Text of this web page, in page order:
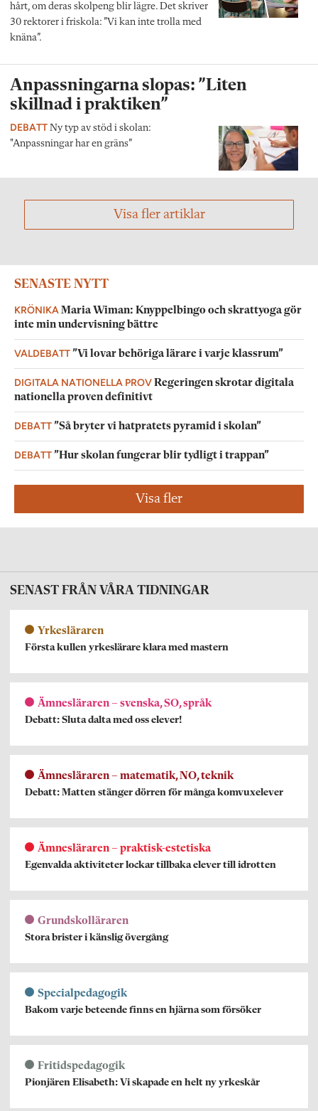
hårt, om deras skolpeng blir lägre. Det skriver
30 rektorer i friskola: ”Vi kan inte trolla med
knäna”.
Anpassningarna slopas: ”Liten
skillnad i praktiken”
DEBATT Ny typ av stöd i skolan:
"Anpassningar har en gräns”
Visa fler artiklar
SENASTE NYTT
KRÖNIKA Maria Wiman: Knyppelbingo och skrattyoga gör
inte min undervisning bättre
VALDEBATT”Vi lovar behöriga lärare i varje klassrum”
DIGITALA NATIONELLA PROVRegeringen skrotar digitala
nationella proven definitivt
DEBATT”Så bryter vi hatpratets pyramid i skolan”
DEBATT”Hur skolan fungerar blir tydligt i trappan”
Visa fler
SENAST FRÅN VÅRA TIDNINGAR
Yrkesläraren
Första kullen yrkeslärare klara med mastern
Ämnesläraren – svenska, SO, språk
Debatt: Sluta dalta med oss elever!
Ämnesläraren – matematik, NO, teknik
Debatt: Matten stänger dörren för många komvuxelever
Ämnesläraren – praktisk-estetiska
Egenvalda aktiviteter lockar tillbaka elever till idrotten
Grundskolläraren
Stora brister i känslig övergång
Specialpedagogik
Bakom varje beteende finns en hjärna som försöker
Fritidspedagogik
Pionjären Elisabeth: Vi skapade en helt ny yrkeskår